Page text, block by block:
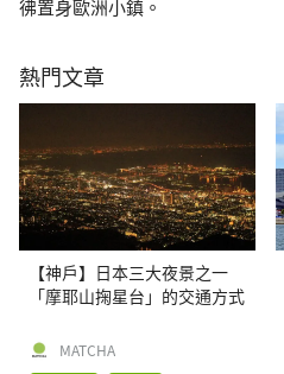
彿置身歐洲小鎮。
熱門文章
【神戶】日本三大夜景之一
「摩耶山掬星台」的交通方式
MATCHA